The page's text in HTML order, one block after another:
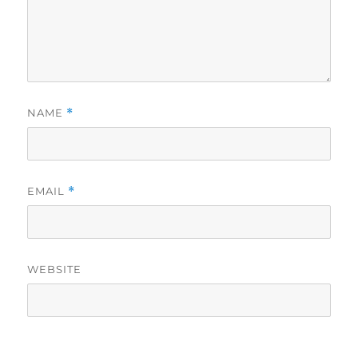
NAME *
EMAIL *
WEBSITE